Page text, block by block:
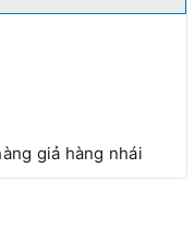
giả hàng nhái